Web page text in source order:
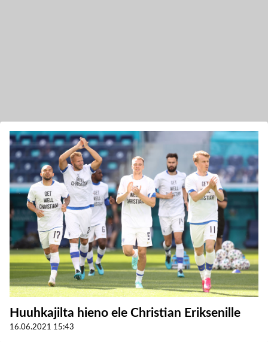
Huuhkajilta hieno ele Christian Eriksenille
16.06.2021 15:43